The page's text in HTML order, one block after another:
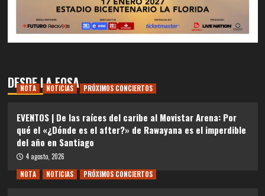
DESDE LA FOSA
NOTA NOTICIAS PRÓXIMOS CONCIERTOS
EVENTOS | De las raíces del caribe al Movistar Arena: Por
qué el «¿Dónde es el after?» de Rawayana es el imperdible
del año en Santiago
4 agosto, 2026
NOTA
NOTICIAS PRÓXIMOS CONCIERTOS